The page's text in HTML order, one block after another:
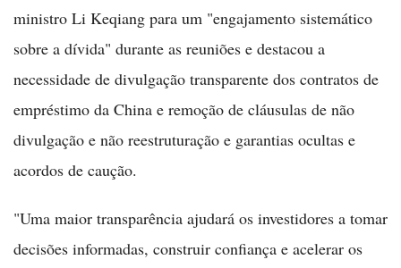
ministro Li Keqiang para um "engajamento sistemático
sobre a dívida" durante as reuniões e destacou a
necessidade de divulgação transparente dos contratos de
empréstimo da China e remoção de cláusulas de não
divulgação e não reestruturação e garantias ocultas e
acordos de caução.
"Uma maior transparência ajudará os investidores a tomar
decisões informadas, construir confiança e acelerar os